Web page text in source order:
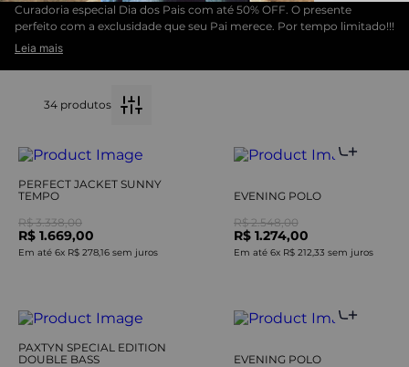
Curadoria especial Dia dos Pais com até 50% OFF. O presente
perfeito com a exclusidade que seu Pai merece. Por tempo limitado!!!
Leia mais
34 produtos
PERFECT JACKET SUNNY
TEMPO
R$ 3.338,00
R$ 1.669,00
Em até 6x R$ 278,16 sem juros
EVENING POLO
R$ 2.548,00
R$ 1.274,00
Em até 6x R$ 212,33 sem juros
PAXTYN SPECIAL EDITION
DOUBLE BASS
EVENING POLO